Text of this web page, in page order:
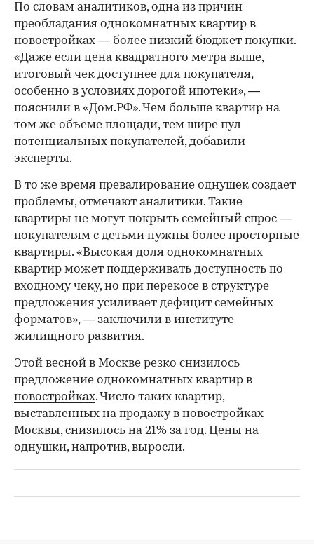
По словам аналитиков, одна из причин
преобладания однокомнатных квартир в
новостройках — более низкий бюджет покупки.
«Даже если цена квадратного метра выше,
итоговый чек доступнее для покупателя,
особенно в условиях дорогой ипотеки», —
пояснили в «Дом.РФ». Чем больше квартир на
том же объеме площади, тем шире пул
потенциальных покупателей, добавили
эксперты.
В то же время превалирование однушек создает
проблемы, отмечают аналитики. Такие
квартиры не могут покрыть семейный спрос —
покупателям с детьми нужны более просторные
квартиры. «Высокая доля однокомнатных
квартир может поддерживать доступность по
входному чеку, но при перекосе в структуре
предложения усиливает дефицит семейных
форматов», — заключили в институте
жилищного развития.
Этой весной в Москве резко снизилось
предложение однокомнатных квартир в
новостройках. Число таких квартир,
выставленных на продажу в новостройках
Москвы, снизилось на 21% за год. Цены на
однушки, напротив, выросли.